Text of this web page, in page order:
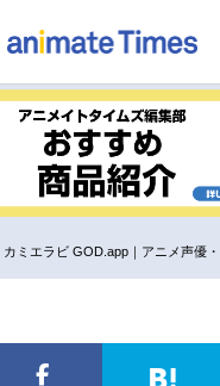
ランキング アニメ
カミエラビ GOD.app｜アニメ声優・キャラクター・登場人物・動画配信情